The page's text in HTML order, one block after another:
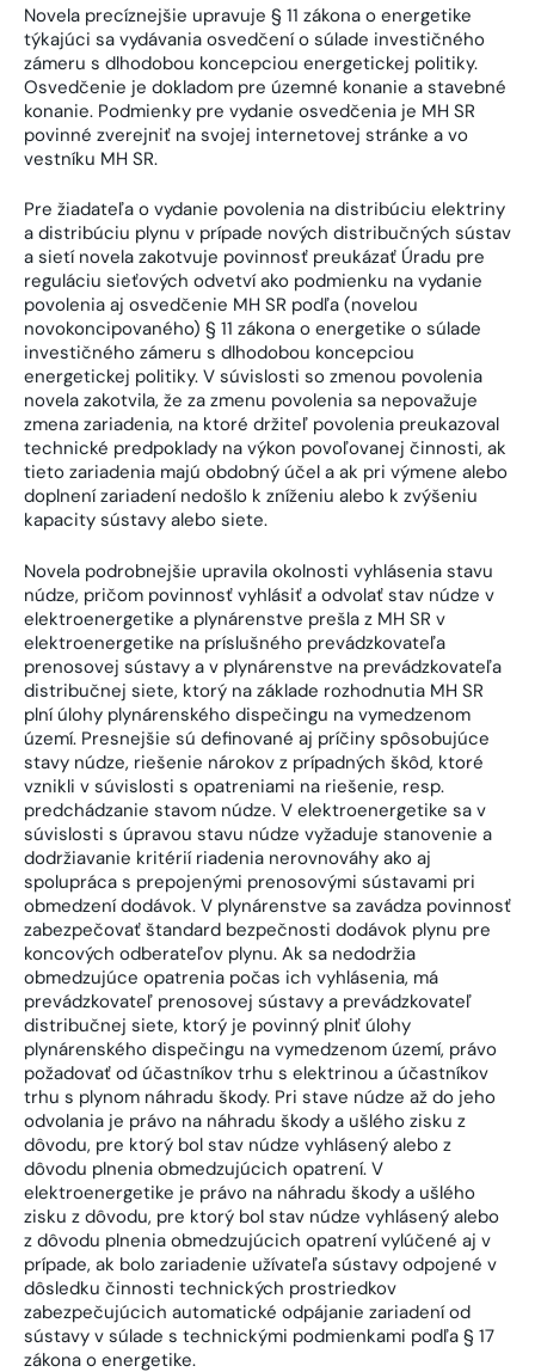
Novela precíznejšie upravuje § 11 zákona o energetike
týkajúci sa vydávania osvedčení o súlade investičného
zámeru s dlhodobou koncepciou energetickej politiky.
Osvedčenie je dokladom pre územné konanie a stavebné
konanie. Podmienky pre vydanie osvedčenia je MH SR
povinné zverejniť na svojej internetovej stránke a vo
vestníku MH SR.
Pre žiadateľa o vydanie povolenia na distribúciu elektriny
a distribúciu plynu v prípade nových distribučných sústav
a sietí novela zakotvuje povinnosť preukázať Úradu pre
reguláciu sieťových odvetví ako podmienku na vydanie
povolenia aj osvedčenie MH SR podľa (novelou
novokoncipovaného) § 11 zákona o energetike o súlade
investičného zámeru s dlhodobou koncepciou
energetickej politiky. V súvislosti so zmenou povolenia
novela zakotvila, že za zmenu povolenia sa nepovažuje
zmena zariadenia, na ktoré držiteľ povolenia preukazoval
technické predpoklady na výkon povoľovanej činnosti, ak
tieto zariadenia majú obdobný účel a ak pri výmene alebo
doplnení zariadení nedošlo k zníženiu alebo k zvýšeniu
kapacity sústavy alebo siete.
Novela podrobnejšie upravila okolnosti vyhlásenia stavu
núdze, pričom povinnosť vyhlásiť a odvolať stav núdze v
elektroenergetike a plynárenstve prešla z MH SR v
elektroenergetike na príslušného prevádzkovateľa
prenosovej sústavy a v plynárenstve na prevádzkovateľa
distribučnej siete, ktorý na základe rozhodnutia MH SR
plní úlohy plynárenského dispečingu na vymedzenom
území. Presnejšie sú definované aj príčiny spôsobujúce
stavy núdze, riešenie nárokov z prípadných škôd, ktoré
vznikli v súvislosti s opatreniami na riešenie, resp.
predchádzanie stavom núdze. V elektroenergetike sa v
súvislosti s úpravou stavu núdze vyžaduje stanovenie a
dodržiavanie kritérií riadenia nerovnováhy ako aj
spolupráca s prepojenými prenosovými sústavami pri
obmedzení dodávok. V plynárenstve sa zavádza povinnosť
zabezpečovať štandard bezpečnosti dodávok plynu pre
koncových odberateľov plynu. Ak sa nedodržia
obmedzujúce opatrenia počas ich vyhlásenia, má
prevádzkovateľ prenosovej sústavy a prevádzkovateľ
distribučnej siete, ktorý je povinný plniť úlohy
plynárenského dispečingu na vymedzenom území, právo
požadovať od účastníkov trhu s elektrinou a účastníkov
trhu s plynom náhradu škody. Pri stave núdze až do jeho
odvolania je právo na náhradu škody a ušlého zisku z
dôvodu, pre ktorý bol stav núdze vyhlásený alebo z
dôvodu plnenia obmedzujúcich opatrení. V
elektroenergetike je právo na náhradu škody a ušlého
zisku z dôvodu, pre ktorý bol stav núdze vyhlásený alebo
z dôvodu plnenia obmedzujúcich opatrení vylúčené aj v
prípade, ak bolo zariadenie užívateľa sústavy odpojené v
dôsledku činnosti technických prostriedkov
zabezpečujúcich automatické odpájanie zariadení od
sústavy v súlade s technickými podmienkami podľa § 17
zákona o energetike.